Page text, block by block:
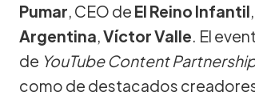
Pumar, CEO de El Reino Infantil
Argentina, Víctor Valle. El
de YouTube Content
como de destacados